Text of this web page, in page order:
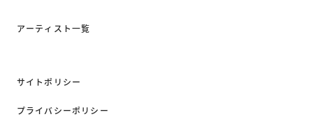
アーティスト一覧
サイトポリシー
プライバシーポリシー